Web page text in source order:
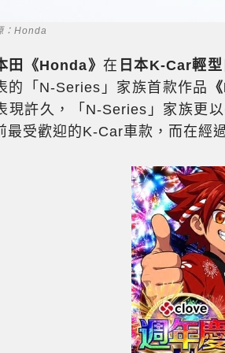
：Honda
田《Honda》在 日本K-Car輕
的「N-Series」家族首款作品
現許久，「N-Series」家族更
最受歡迎的K-Car車款，而在經